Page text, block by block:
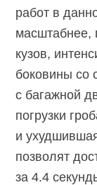
работ в
масштабнее,
кузов,
боковины со
с багажной
погрузки
и
позволят
за 4.4